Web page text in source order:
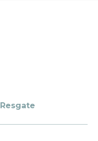
Resgate